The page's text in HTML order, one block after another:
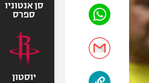
סן אנטוניו
ספרס
יוסטון